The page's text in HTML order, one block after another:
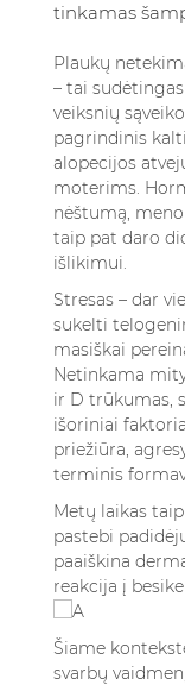
tinkamas
Plaukų
– tai
veiksnių
pagrindinis
alopecijos
moterims.
nėštumą,
taip pat daro
išlikimui.
Stresas – dar
sukelti
masiškai
Netinkama
ir D trūkumas,
išoriniai
priežiūra,
terminis
Metų laikas
pastebi
paaiškina
reakcija į
Šiame
svarbų